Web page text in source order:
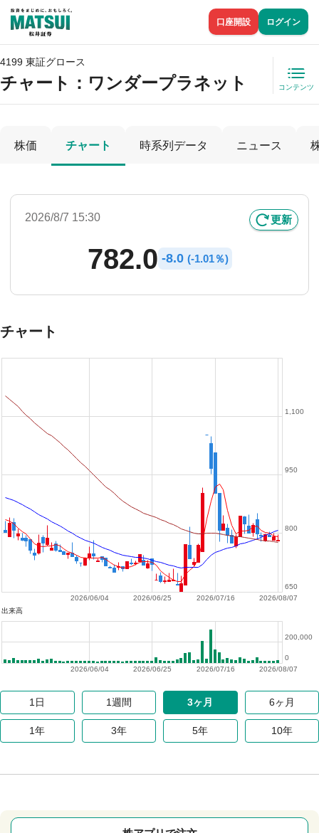
口座開設 ログイン
4199 東証グロース
チャート： ワンダープラネット コンテンツ
株価 チャート 時系列データ ニュース
2026/8/7 15:30 更新
782.0 -8.0 (-1.01％)
チャート
2026/08/07
2026/07/16
2026/06/25
2026/06/04
650
800
950
1,100
出来高
2026/08/07
2026/07/16
2026/06/25
2026/06/04
0
200,000
1日 1週間 3ヶ月 6ヶ月
1年 3年 5年 10年